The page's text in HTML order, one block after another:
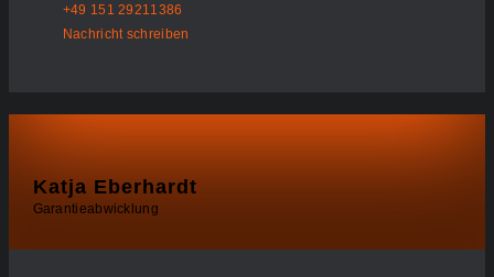
+49 151 29211386
Nachricht schreiben
Katja Eberhardt
Garantieabwicklung